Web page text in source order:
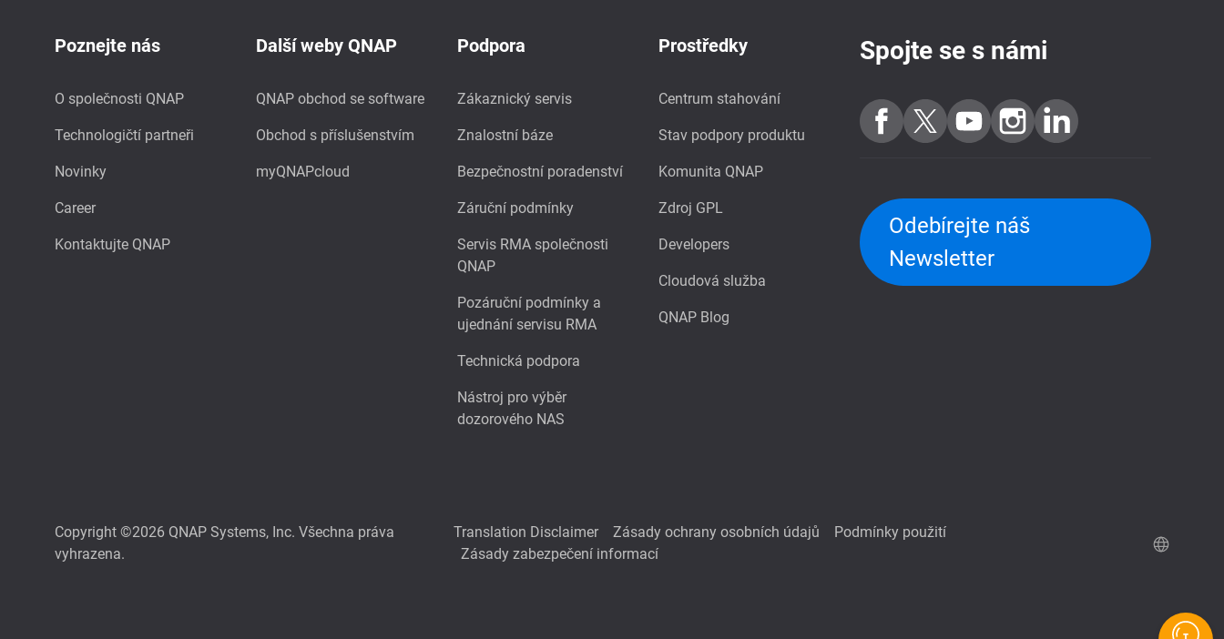
Poznejte nás
O společnosti QNAP
Technologičtí partneři
Novinky
Career
Kontaktujte QNAP
Další weby QNAP
QNAP obchod se software
Obchod s příslušenstvím
myQNAPcloud
Podpora
Zákaznický servis
Znalostní báze
Bezpečnostní poradenství
Záruční podmínky
Servis RMA společnosti
QNAP
Pozáruční podmínky a
ujednání servisu RMA
Technická podpora
Nástroj pro výběr
dozorového NAS
Prostředky
Centrum stahování
Stav podpory produktu
Komunita QNAP
Zdroj GPL
Developers
Cloudová služba
QNAP Blog
Spojte se s námi
Odebírejte náš
Newsletter
Copyright ©2026 QNAP Systems, Inc. Všechna práva
vyhrazena.
Translation Disclaimer Zásady ochrany osobních údajů
Podmínky použití
Zásady zabezpečení informací
QNAP RAID kalkulačka